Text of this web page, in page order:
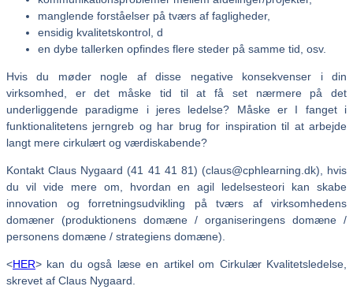
manglende forståelser på tværs af fagligheder,
ensidig kvalitetskontrol, d
en dybe tallerken opfindes flere steder på samme tid, osv.
Hvis du møder nogle af disse negative konsekvenser i din
virksomhed, er det måske tid til at få set nærmere på det
underliggende paradigme i jeres ledelse? Måske er I fanget i
funktionalitetens jerngreb og har brug for inspiration til at arbejde
langt mere cirkulært og værdiskabende?
Kontakt Claus Nygaard (41 41 41 81) (claus@cphlearning.dk), hvis
du vil vide mere om, hvordan en agil ledelsesteori kan skabe
innovation og forretningsudvikling på tværs af virksomhedens
domæner (produktionens domæne / organiseringens domæne /
personens domæne / strategiens domæne).
<HER> kan du også læse en artikel om Cirkulær Kvalitetsledelse,
skrevet af Claus Nygaard.